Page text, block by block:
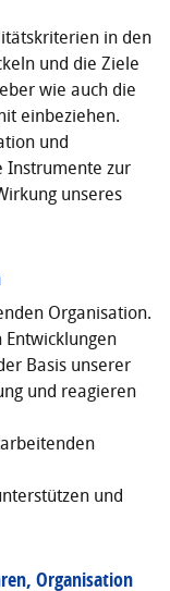
in den
und die Ziele
wie auch die
einbeziehen.
und
Instrumente zur
unseres
Organisation.
Entwicklungen
Basis unserer
und reagieren
und
Organisation